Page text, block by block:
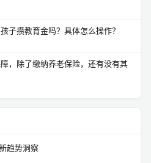
子攒教育金吗？具体怎么操作？
，除了缴纳养老保险，还有没有其
趋势洞察